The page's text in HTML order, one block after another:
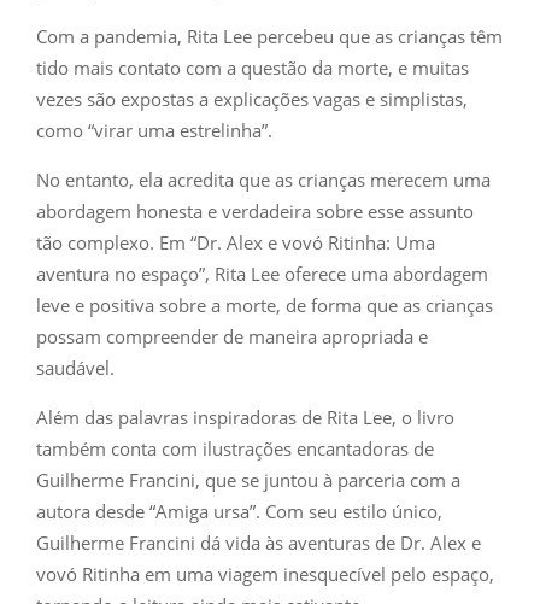
Com a pandemia, Rita Lee percebeu que as crianças têm
tido mais contato com a questão da morte, e muitas
vezes são expostas a explicações vagas e simplistas,
como “virar uma estrelinha”.
No entanto, ela acredita que as crianças merecem uma
abordagem honesta e verdadeira sobre esse assunto
tão complexo. Em “Dr. Alex e vovó Ritinha: Uma
aventura no espaço”, Rita Lee oferece uma abordagem
leve e positiva sobre a morte, de forma que as crianças
possam compreender de maneira apropriada e
saudável.
Além das palavras inspiradoras de Rita Lee, o livro
também conta com ilustrações encantadoras de
Guilherme Francini, que se juntou à parceria com a
autora desde “Amiga ursa”. Com seu estilo único,
Guilherme Francini dá vida às aventuras de Dr. Alex e
vovó Ritinha em uma viagem inesquecível pelo espaço,